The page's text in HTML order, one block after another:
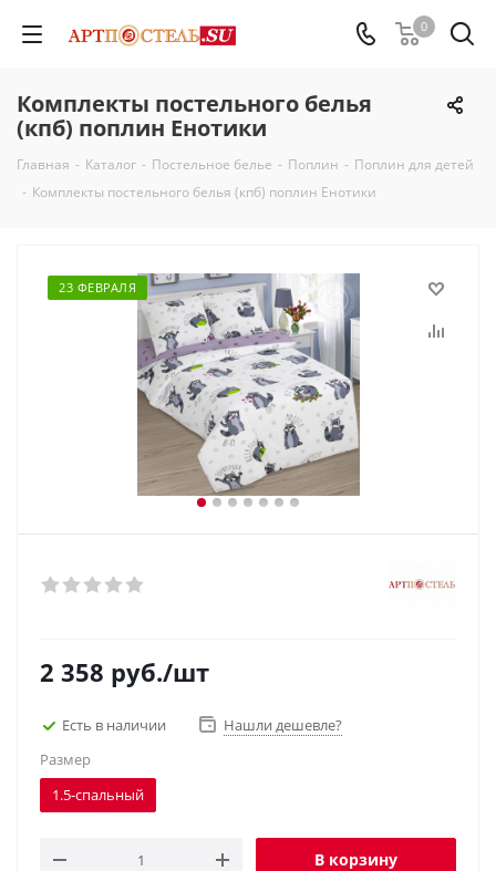
0
Комплекты постельного белья
(кпб) поплин Енотики
Главная - Каталог - Постельное белье - Поплин - Поплин для детей
- Комплекты постельного белья (кпб) поплин Енотики
23 ФЕВРАЛЯ
2 358 руб./шт
Есть в наличии
Нашли дешевле?
Размер
1.5-спальный
В корзину